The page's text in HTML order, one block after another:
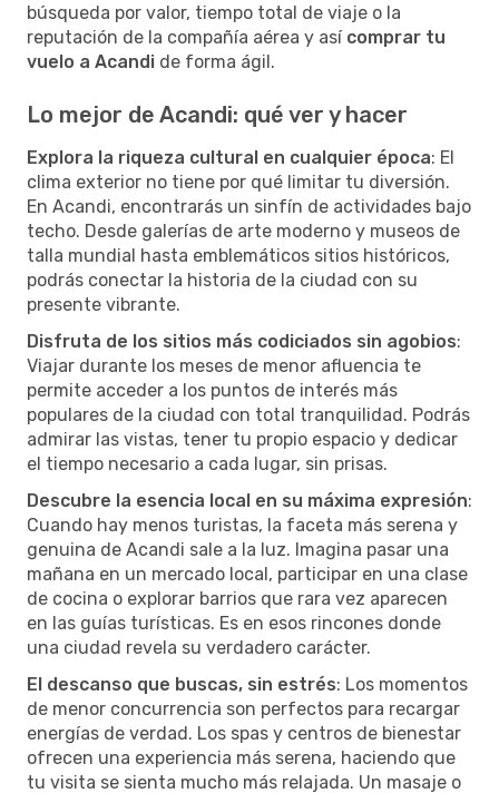
búsqueda por valor, tiempo total de viaje o la
reputación de la compañía aérea y así comprar tu
vuelo a Acandi de forma ágil.
Lo mejor de Acandi: qué ver y hacer
Explora la riqueza cultural en cualquier época: El
clima exterior no tiene por qué limitar tu diversión.
En Acandi, encontrarás un sinfín de actividades bajo
techo. Desde galerías de arte moderno y museos de
talla mundial hasta emblemáticos sitios históricos,
podrás conectar la historia de la ciudad con su
presente vibrante.
Disfruta de los sitios más codiciados sin agobios:
Viajar durante los meses de menor afluencia te
permite acceder a los puntos de interés más
populares de la ciudad con total tranquilidad. Podrás
admirar las vistas, tener tu propio espacio y dedicar
el tiempo necesario a cada lugar, sin prisas.
Descubre la esencia local en su máxima expresión:
Cuando hay menos turistas, la faceta más serena y
genuina de Acandi sale a la luz. Imagina pasar una
mañana en un mercado local, participar en una clase
de cocina o explorar barrios que rara vez aparecen
en las guías turísticas. Es en esos rincones donde
una ciudad revela su verdadero carácter.
El descanso que buscas, sin estrés: Los momentos
de menor concurrencia son perfectos para recargar
energías de verdad. Los spas y centros de bienestar
ofrecen una experiencia más serena, haciendo que
tu visita se sienta mucho más relajada. Un masaje o